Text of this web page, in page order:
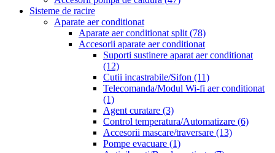
Sisteme de racire
Aparate aer conditionat
Aparate aer conditionat split (78)
Accesorii aparate aer conditionat
Suporti sustinere aparat aer conditionat
(12)
Cutii incastrabile/Sifon (11)
Telecomanda/Modul Wi-fi aer conditionat
(1)
Agent curatare (3)
Control temperatura/Automatizare (6)
Accesorii mascare/traversare (13)
Pompe evacuare (1)